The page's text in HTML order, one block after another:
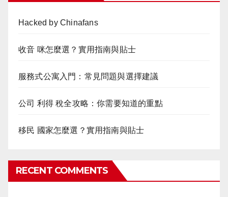
Hacked by Chinafans
收音 咪怎麼選？實用指南與貼士
服務式公寓入門：常見問題與選擇建議
公司 利得 稅全攻略：你需要知道的重點
移民 國家怎麼選？實用指南與貼士
RECENT COMMENTS